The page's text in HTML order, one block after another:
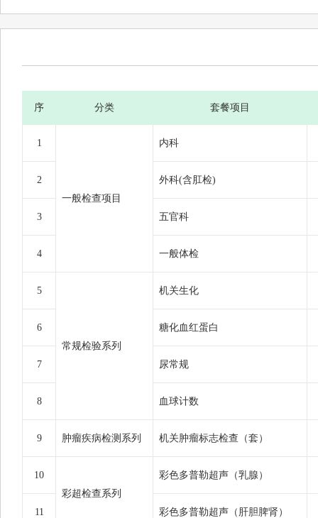
序 分类 套餐项目
1
一般检查项目
内科
2 外科(含肛检)
3 五官科
4 一般体检
5
常规检验系列
机关生化
6 糖化血红蛋白
7 尿常规
8 血球计数
9 肿瘤疾病检测系列 机关肿瘤标志检查（套）
10
彩超检查系列
彩色多普勒超声（乳腺）
11 彩色多普勒超声（肝胆脾肾）